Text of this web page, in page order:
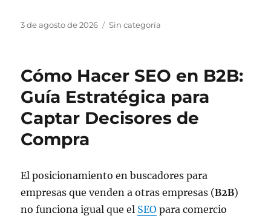
Publicado
3 de agosto de 2026 Categorías
Sin categoría
Cómo Hacer SEO en B2B:
Guía Estratégica para
Captar Decisores de
Compra
El posicionamiento en buscadores para
empresas que venden a otras empresas (B2B)
no funciona igual que el SEO para comercio